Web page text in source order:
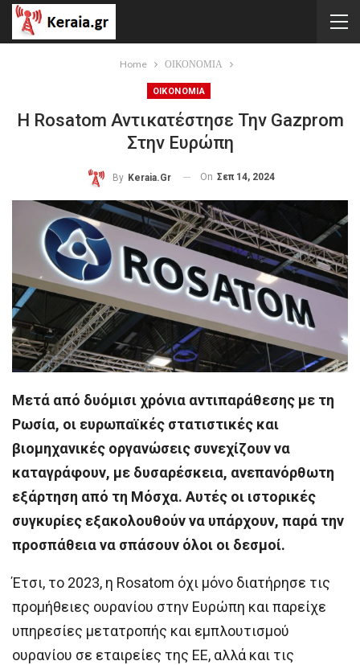
Home ΟΙΚΟΝΟΜΙΑ
ΟΙΚΟΝΟΜΙΑ
Η Rosatom Αντικατέστησε Την Gazprom
Στην Ευρώπη
By Keraia.gr On Σεπ 14, 2024
Μετά από δυόμισι χρόνια αντιπαράθεσης με τη
Ρωσία, οι ευρωπαϊκές στατιστικές και
βιομηχανικές οργανώσεις συνεχίζουν να
καταγράφουν, με δυσαρέσκεια, ανεπανόρθωτη
εξάρτηση από τη Μόσχα. Αυτές οι ιστορικές
συγκυρίες εξακολουθούν να υπάρχουν, παρά την
προσπάθεια να σπάσουν όλοι οι δεσμοί.
Έτσι, το 2023, η Rosatom όχι μόνο διατήρησε τις
προμήθειες ουρανίου στην Ευρώπη και παρείχε
υπηρεσίες μετατροπής και εμπλουτισμού
ουρανίου σε εταιρείες της ΕΕ, αλλά και τις